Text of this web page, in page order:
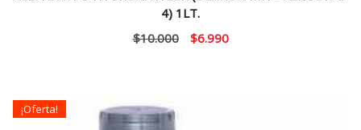
4) 1LT.
$10.000
El
$6.990El
¡Oferta!